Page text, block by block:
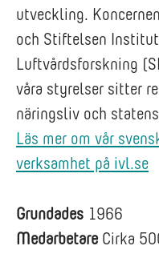
utveckling.
och Stiftelsen
Luftvårdsforskning
våra styrelser sitter
näringsliv och
Läs mer om vår
verksamhet på ivl.se
Grundades 1966
Medarbetare Cirka